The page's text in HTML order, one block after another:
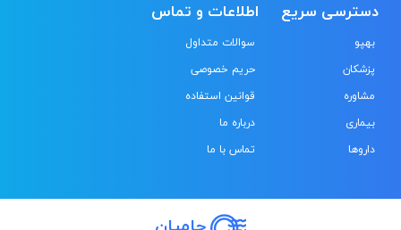
دسترسی سریع
بهپو
پزشکان
مشاوره
بیماری
داروها
اطلاعات و تماس
سوالات متداول
حریم خصوصی
قوانین استفاده
درباره ما
تماس با ما